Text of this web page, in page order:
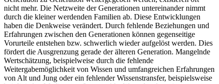
nicht mehr. Die Netzweite der Generationen untereinander nimmt
durch die kleiner werdenden Familien ab. Diese Entwicklungen
haben die Denkweise verändert. Durch fehlende Beziehungen und
Erfahrungen zwischen den Generationen können gegenseitige
Vorurteile entstehen bzw. schwerlich wieder aufgelöst werden. Dies
fördert die Ausgrenzung gerade der älteren Generation. Mangelnde
Wertschätzung, beispielweise durch die fehlende
Weitergabemöglichkeit von Wissen und umfangreichen Erfahrungen
von Alt und Jung oder ein fehlender Wissenstransfer, beispielsweise